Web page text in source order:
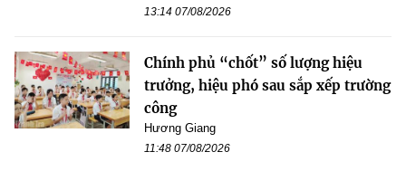
13:14 07/08/2026
Chính phủ “chốt” số lượng hiệu
trưởng, hiệu phó sau sắp xếp trường
công
Hương Giang
11:48 07/08/2026